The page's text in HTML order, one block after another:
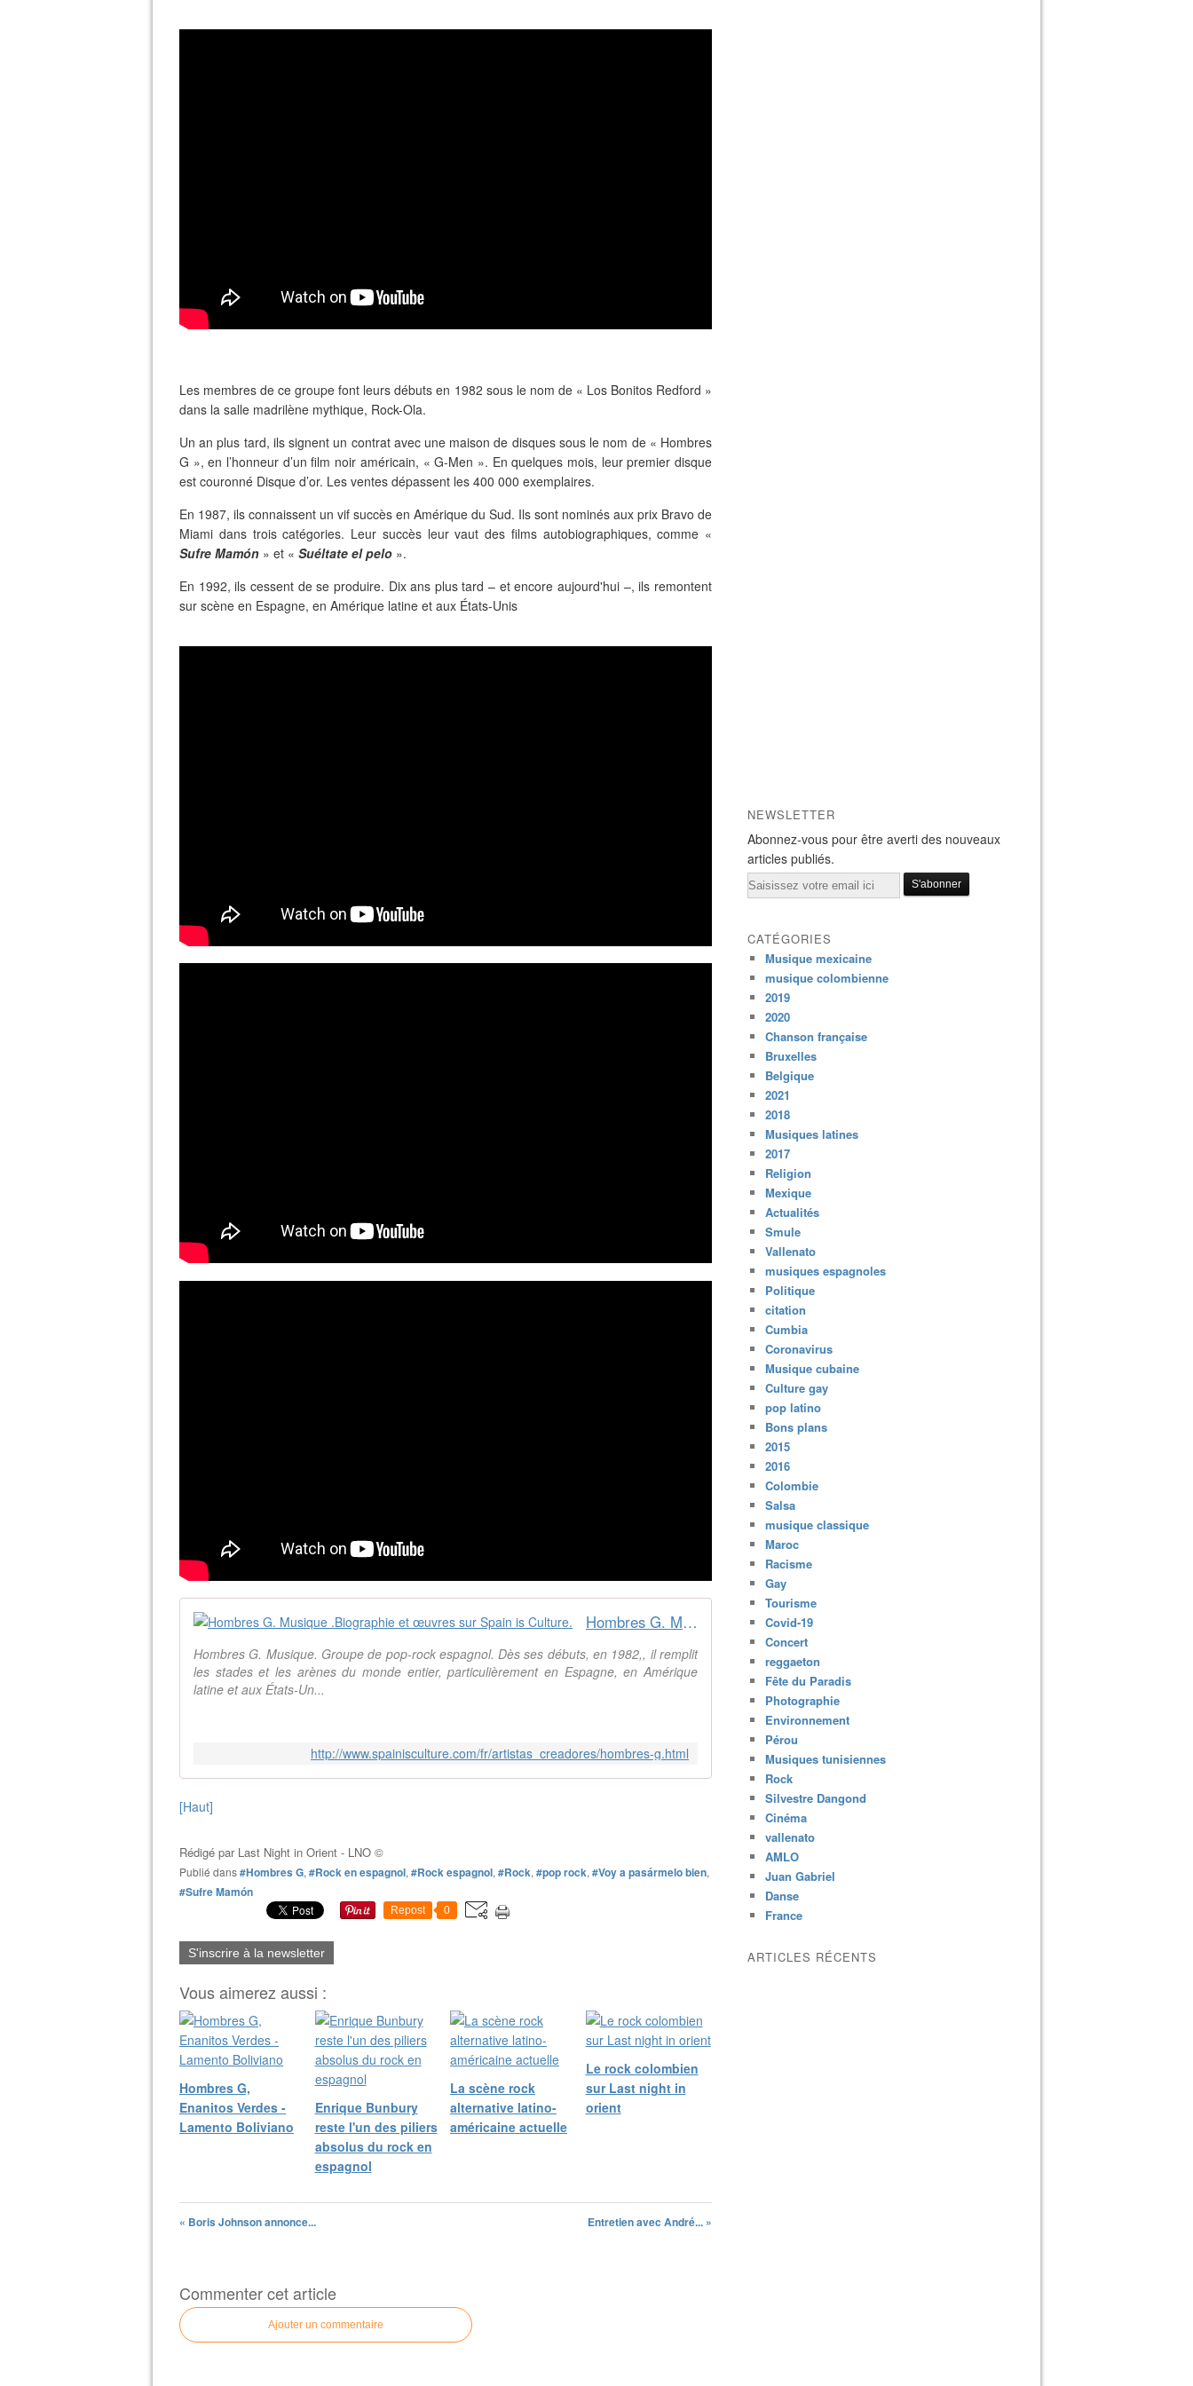
Les membres de ce groupe font leurs débuts en 1982 sous le nom de « Los Bonitos Redford »
dans la salle madrilène mythique, Rock-Ola.
Un an plus tard, ils signent un contrat avec une maison de disques sous le nom de « Hombres
G », en l’honneur d’un film noir américain, « G-Men ». En quelques mois, leur premier disque
est couronné Disque d’or. Les ventes dépassent les 400 000 exemplaires.
En 1987, ils connaissent un vif succès en Amérique du Sud. Ils sont nominés aux prix Bravo de
Miami dans trois catégories. Leur succès leur vaut des films autobiographiques, comme «
Sufre Mamón » et « Suéltate el pelo ».
En 1992, ils cessent de se produire. Dix ans plus tard – et encore aujourd'hui –, ils remontent
sur scène en Espagne, en Amérique latine et aux États-Unis
Hombres G. Musique .Biographie et œuvres sur Spain is Culture.
Hombres G. Musique. Groupe de pop-rock espagnol. Dès ses débuts, en 1982,, il remplit
les stades et les arènes du monde entier, particulièrement en Espagne, en Amérique
latine et aux États-Un...
http://www.spainisculture.com/fr/artistas_creadores/hombres-g.html
[Haut]
Rédigé par Last Night in Orient - LNO ©
Publié dans#Hombres G, #Rock en espagnol, #Rock espagnol, #Rock, #pop rock, #Voy a pasármelo bien,
#Sufre Mamón
Repost 0
S'inscrire à la newsletter
Vous aimerez aussi :
Hombres G,
Enanitos Verdes -
Lamento Boliviano
Enrique Bunbury
reste l'un des piliers
absolus du rock en
espagnol
La scène rock
alternative latino-
américaine actuelle
Le rock colombien
sur Last night in
orient
« Boris Johnson annonce... Entretien avec André... »
Commenter cet article
Ajouter un commentaire
NEWSLETTER
Abonnez-vous pour être averti des nouveaux
articles publiés.
Email
CATÉGORIES
Musique mexicaine
musique colombienne
2019
2020
Chanson française
Bruxelles
Belgique
2021
2018
Musiques latines
2017
Religion
Mexique
Actualités
Smule
Vallenato
musiques espagnoles
Politique
citation
Cumbia
Coronavirus
Musique cubaine
Culture gay
pop latino
Bons plans
2015
2016
Colombie
Salsa
musique classique
Maroc
Racisme
Gay
Tourisme
Covid-19
Concert
reggaeton
Fête du Paradis
Photographie
Environnement
Pérou
Musiques tunisiennes
Rock
Silvestre Dangond
Cinéma
vallenato
AMLO
Juan Gabriel
Danse
France
ARTICLES RÉCENTS